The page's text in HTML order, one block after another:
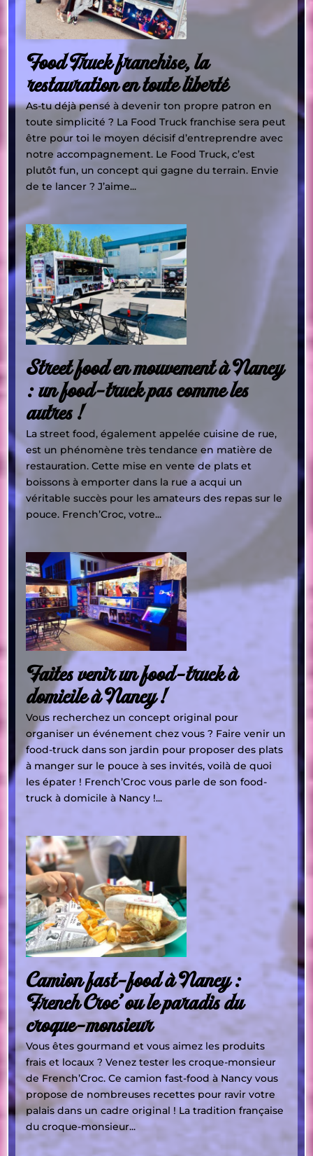
Food Truck franchise, la
restauration en toute liberté
As-tu déjà pensé à devenir ton propre patron en
toute simplicité ? La Food Truck franchise sera peut
être pour toi le moyen décisif d’entreprendre avec
notre accompagnement. Le Food Truck, c’est
plutôt fun, un concept qui gagne du terrain. Envie
de te lancer ? J’aime...
Street food en mouvement à Nancy
: un food-truck pas comme les
autres !
La street food, également appelée cuisine de rue,
est un phénomène très tendance en matière de
restauration. Cette mise en vente de plats et
boissons à emporter dans la rue a acqui un
véritable succès pour les amateurs des repas sur le
pouce. French’Croc, votre...
Faites venir un food-truck à
domicile à Nancy !
Vous recherchez un concept original pour
organiser un événement chez vous ? Faire venir un
food-truck dans son jardin pour proposer des plats
à manger sur le pouce à ses invités, voilà de quoi
les épater ! French’Croc vous parle de son food-
truck à domicile à Nancy !...
Camion fast-food à Nancy :
French Croc’ ou le paradis du
croque-monsieur
Vous êtes gourmand et vous aimez les produits
frais et locaux ? Venez tester les croque-monsieur
de French’Croc. Ce camion fast-food à Nancy vous
propose de nombreuses recettes pour ravir votre
palais dans un cadre original ! La tradition française
du croque-monsieur...